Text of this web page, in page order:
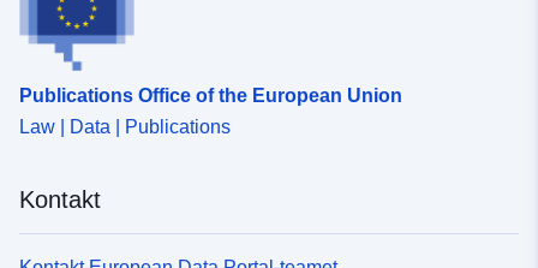
Publications Office of the European Union
Law | Data | Publications
Kontakt